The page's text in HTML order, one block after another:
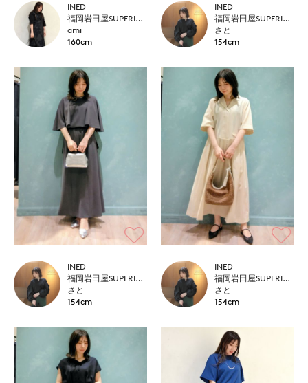
INED
福岡岩田屋SUPERIOR CLOSET
ami
160cm
INED
福岡岩田屋SUPERIOR CLOSET
さと
154cm
INED
福岡岩田屋SUPERIOR CLOSET
さと
154cm
INED
福岡岩田屋SUPERIOR CLOSET
さと
154cm